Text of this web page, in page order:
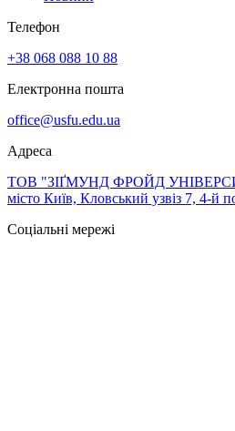
Телефон
+38 068 088 10 88
Електронна пошта
office@usfu.edu.ua
Адреса
ТОВ "ЗІҐМУНД ФРОЙД
місто Київ, Кловський узвіз 7, 4-й
Соціальні мережі